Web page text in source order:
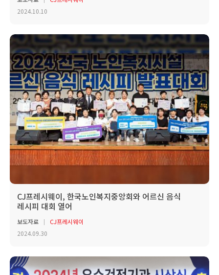
2024.10.10
CJ프레시웨이, 한국노인복지중앙회와 어르신 음식
레시피 대회 열어
보도자료
CJ프레시웨이
2024.09.30